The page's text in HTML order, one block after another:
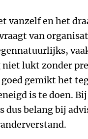
vanzelf en het
van
lukt zonder
gemikt het
is te doen.
dus belang bij